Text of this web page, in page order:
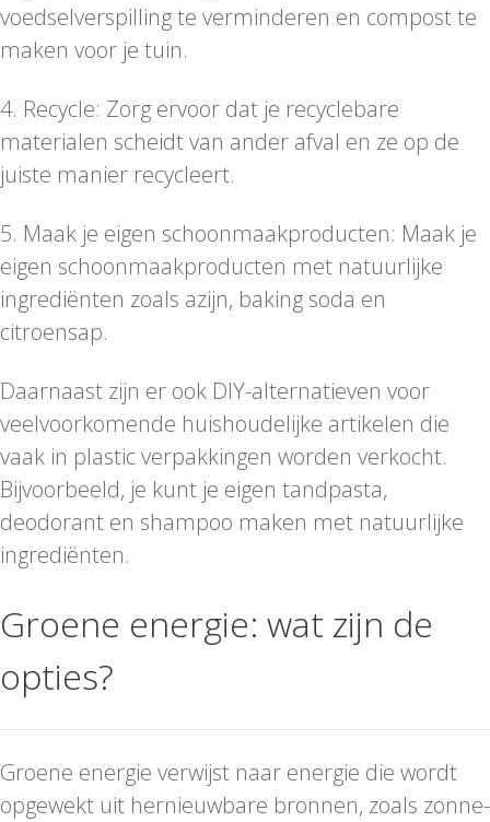
voedselverspilling te verminderen en compost te
maken voor je tuin.
4. Recycle: Zorg ervoor dat je recyclebare
materialen scheidt van ander afval en ze op de
juiste manier recycleert.
5. Maak je eigen schoonmaakproducten: Maak je
eigen schoonmaakproducten met natuurlijke
ingrediënten zoals azijn, baking soda en
citroensap.
Daarnaast zijn er ook DIY-alternatieven voor
veelvoorkomende huishoudelijke artikelen die
vaak in plastic verpakkingen worden verkocht.
Bijvoorbeeld, je kunt je eigen tandpasta,
deodorant en shampoo maken met natuurlijke
ingrediënten.
Groene energie: wat zijn de
opties?
Groene energie verwijst naar energie die wordt
opgewekt uit hernieuwbare bronnen, zoals zonne-